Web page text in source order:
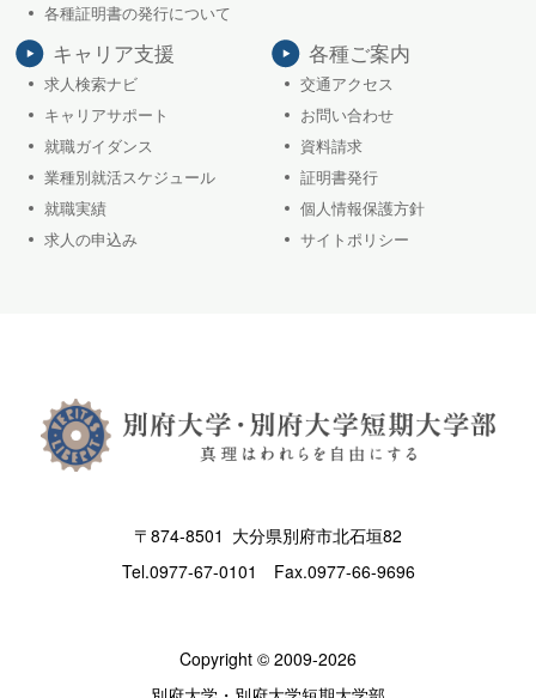
各種証明書の発行について
キャリア支援
求人検索ナビ
キャリアサポート
就職ガイダンス
業種別就活スケジュール
就職実績
求人の申込み
各種ご案内
交通アクセス
お問い合わせ
資料請求
証明書発行
個人情報保護方針
サイトポリシー
〒874-8501 大分県別府市北石垣82
Tel.0977-67-0101 Fax.0977-66-9696
Copyright © 2009-2026